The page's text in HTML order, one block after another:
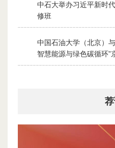
中石大举办习近平新时
修班
2026-07-28
中国石油大学（北京）
智慧能源与绿色碳循环”
2026-07-30